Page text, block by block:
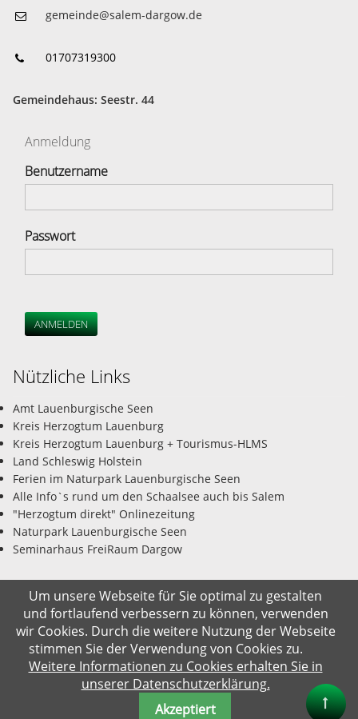
gemeinde@salem-dargow.de
01707319300
Gemeindehaus: Seestr. 44
Anmeldung
Benutzername
Passwort
ANMELDEN
Nützliche Links
Amt Lauenburgische Seen
Kreis Herzogtum Lauenburg
Kreis Herzogtum Lauenburg + Tourismus-HLMS
Land Schleswig Holstein
Ferien im Naturpark Lauenburgische Seen
Alle Info`s rund um den Schaalsee auch bis Salem
"Herzogtum direkt" Onlinezeitung
Naturpark Lauenburgische Seen
Seminarhaus FreiRaum Dargow
© Gemeinde Salem-Dargow 08.08.2026
Impressum Datenschutz Kontakt Suche
Um unsere Webseite für Sie optimal zu gestalten
und fortlaufend verbessern zu können, verwenden
wir Cookies. Durch die weitere Nutzung der Webseite
stimmen Sie der Verwendung von Cookies zu.
Weitere Informationen zu Cookies erhalten Sie in
unserer Datenschutzerklärung.
Akzeptiert